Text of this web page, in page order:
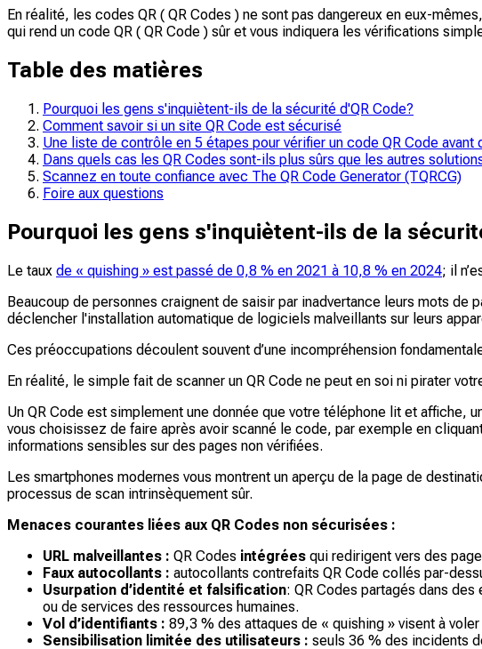
En réalité, les codes QR ( QR Codes ) ne sont pas dangereux en eux-
qui rend un code QR ( QR Code ) sûr et vous indiquera les vérifications
Table des matières
Pourquoi les gens s'inquiètent-ils de la sécurité d'QR Code?
Comment savoir si un site QR Code est sécurisé
Une liste de contrôle en 5 étapes pour vérifier un code QR Code avant
Dans quels cas les QR Codes sont-ils plus sûrs que les autres
Scannez en toute confiance avec The QR Code Generator (TQRCG)
Foire aux questions
Pourquoi les gens s'inquiètent-ils de la
Le taux de « quishing » est passé de 0,8 % en 2021 à 10,8 % en 2024; il
Beaucoup de personnes craignent de saisir par inadvertance leurs mots
déclencher l'installation automatique de logiciels malveillants sur leurs
Ces préoccupations découlent souvent d’une incompréhension
En réalité, le simple fait de scanner un QR Code ne peut en soi ni pirater
Un QR Code est simplement une donnée que votre téléphone lit et affiche,
vous choisissez de faire après avoir scanné le code, par exemple en
informations sensibles sur des pages non vérifiées.
Les smartphones modernes vous montrent un aperçu de la page de
processus de scan intrinsèquement sûr.
Menaces courantes liées aux QR Codes non sécurisées :
URL malveillantes : QR Codes intégrées qui redirigent vers des
Faux autocollants : autocollants contrefaits QR Code collés par-
Usurpation d’identité et falsification: QR Codes partagés dans
ou de services des ressources humaines.
Vol d’identifiants : 89,3 % des attaques de « quishing » visent à
Sensibilisation limitée des utilisateurs : seuls 36 % des incidents